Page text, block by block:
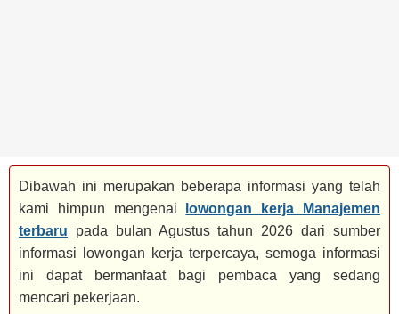
Dibawah ini merupakan beberapa informasi yang telah
kami himpun mengenai
lowongan kerja Manajemen
terbaru pada bulan Agustus tahun 2026 dari sumber
informasi lowongan kerja terpercaya, semoga informasi
ini dapat bermanfaat bagi pembaca yang sedang
mencari pekerjaan.